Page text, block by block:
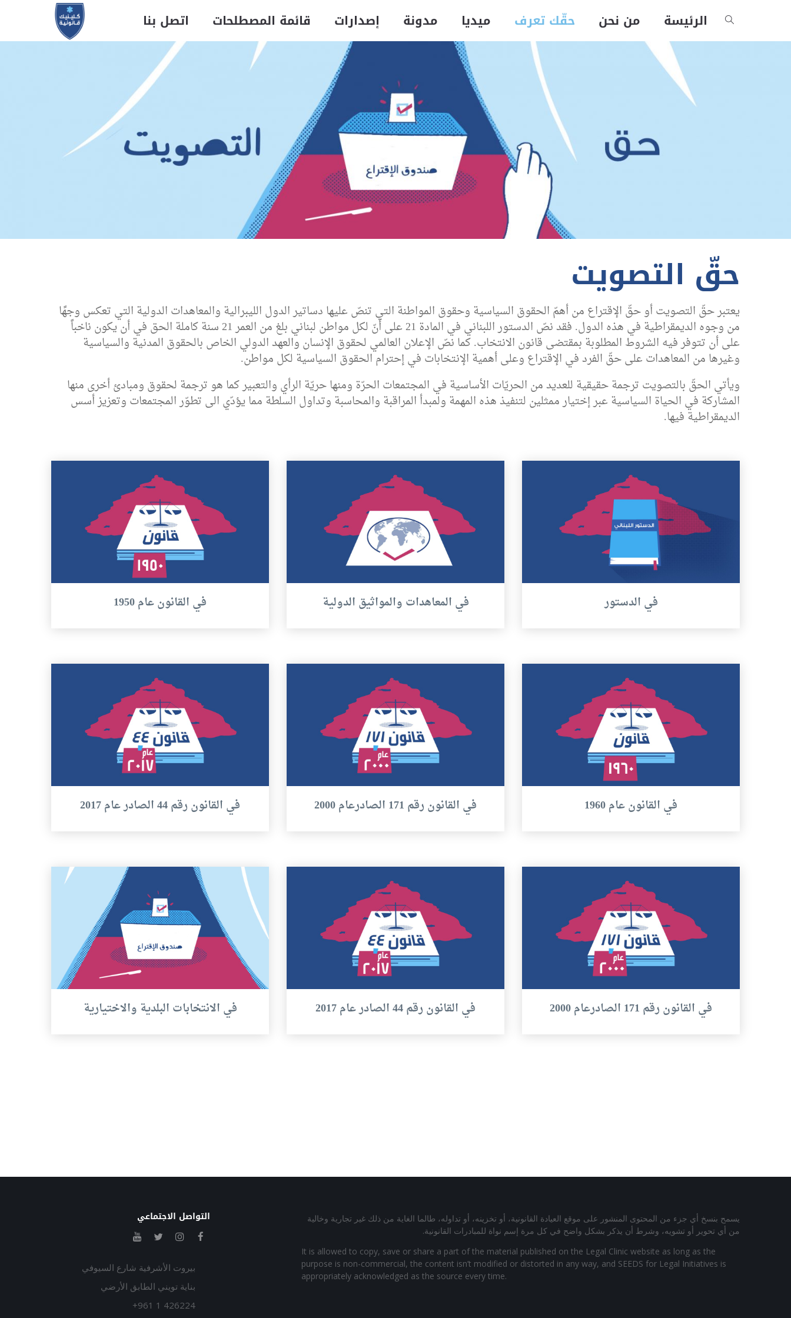
اتصل بنا قائمة المصطلحات إصدارات مدونة ميديا حقّك تعرف من نحن الرئيسة
حقّ التصويت
يعتبر حقّ التصويت أو حقّ الإقتراع من أهمّ الحقوق السياسية وحقوق المواطنة التي تنصّ عليها دساتير الدول الليبرالية والمعاهدات الدولية التي تعكس وجهًا
من وجوه الديمقراطية في هذه الدول. فقد نصّ الدستور اللبناني في المادة 21 على أنّ لكل مواطن لبناني بلغ من العمر 21 سنة كاملة الحق في أن یكون ناخباً
على أن تتوفر فیه الشروط المطلوبة بمقتضى قانون الانتخاب. كما نصّ الإعلان العالمي لحقوق الإنسان والعهد الدولي الخاص بالحقوق المدنية والسياسية
وغيرها من المعاهدات على حقّ الفرد في الإقتراع وعلى أهمية الإنتخابات في إحترام الحقوق السياسية لكل مواطن.
ويأتي الحقّ بالتصويت ترجمة حقيقية للعديد من الحريّات الأساسية في المجتمعات الحرّة ومنها حريّة الرأي والتعبير كما هو ترجمة لحقوق ومبادئ أخرى منها
المشاركة في الحياة السياسية عبر إختيار ممثلين لتنفيذ هذه المهمة ولمبدأ المراقبة والمحاسبة وتداول السلطة مما يؤدّي الى تطوّر المجتمعات وتعزيز أسس
الديمقراطية فيها.
في القانون عام 1950 في المعاهدات والمواثيق الدولية في الدستور
في القانون رقم 44 الصادر عام 2017 في القانون رقم 171 الصادرعام 2000 في القانون عام 1960
في الانتخابات البلدية والاختيارية في القانون رقم 44 الصادر عام 2017 في القانون رقم 171 الصادرعام 2000
التواصل الاجتماعي
بيروت الأشرفية شارع السيوفي
بناية تويني الطابق الأرضي
+961 1 426224
يسمح بنسخ أي جزء من المحتوى المنشور على موقع العيادة القانونية، أو تخزينه، أو تداوله، طالما الغاية من ذلك غير تجارية وخالية
من أي تحوير أو تشويه، وشرط أن يذكر بشكل واضح في كل مرة إسم نواة للمبادرات القانونية.
It is allowed to copy, save or share a part of the material published on the Legal Clinic website as long as the
purpose is non-commercial, the content isn’t modified or distorted in any way, and SEEDS for Legal Initiatives is
appropriately acknowledged as the source every time.